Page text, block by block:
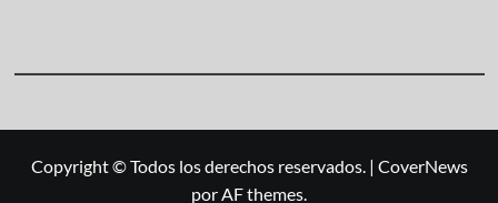
Copyright © Todos los derechos reservados. | CoverNews
por AF themes.